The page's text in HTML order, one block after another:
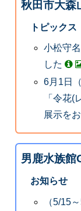
秋田市大森
トピックス
小松守
した
6月1日
「令花(
展示を
男鹿水族館
お知らせ
（5/15